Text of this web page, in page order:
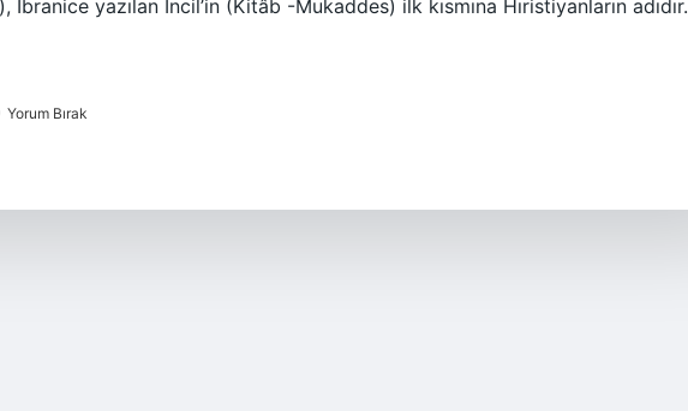
İbranice yazılan İncil’in (Kitâb -Mukaddes) ilk kısmına Hıristiyanların adıdır.
Yorum Bırak